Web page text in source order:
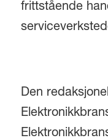
frittstående
Den